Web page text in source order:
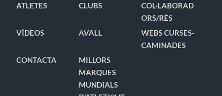
ATLETES
CLUBS
COL·LABORAD
ORS/RES
VÍDEOS
AVALL
WEBS CURSES-
CAMINADES
CONTACTA
MILLORS
MARQUES
MUNDIALS